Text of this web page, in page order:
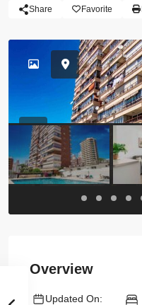
Share Favorite
Previous
Overview
Updated On: